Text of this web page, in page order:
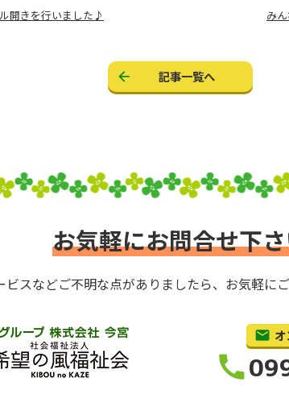
開きを行いました♪ み
記事一覧へ
お気軽にお問合せ下
ビスなどご不明な点がありましたら、お気軽にご
call